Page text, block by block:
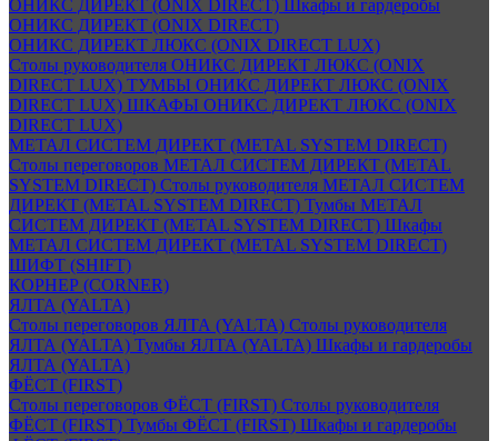
ОНИКС ДИРЕКТ (ONIX DIRECT) Шкафы и гардеробы
ОНИКС ДИРЕКТ (ONIX DIRECT)
ОНИКС ДИРЕКТ ЛЮКС (ONIX DIRECT LUX)
Столы руководителя ОНИКС ДИРЕКТ ЛЮКС (ONIX
DIRECT LUX) ТУМБЫ ОНИКС ДИРЕКТ ЛЮКС (ONIX
DIRECT LUX) ШКАФЫ ОНИКС ДИРЕКТ ЛЮКС (ONIX
DIRECT LUX)
МЕТАЛ СИСТЕМ ДИРЕКТ (METAL SYSTEM DIRECT)
Столы переговоров МЕТАЛ СИСТЕМ ДИРЕКТ (METAL
SYSTEM DIRECT) Столы руководителя МЕТАЛ СИСТЕМ
ДИРЕКТ (METAL SYSTEM DIRECT) Тумбы МЕТАЛ
СИСТЕМ ДИРЕКТ (METAL SYSTEM DIRECT) Шкафы
МЕТАЛ СИСТЕМ ДИРЕКТ (METAL SYSTEM DIRECT)
ШИФТ (SHIFT)
КОРНЕР (CORNER)
ЯЛТА (YALTA)
Столы переговоров ЯЛТА (YALTA) Столы руководителя
ЯЛТА (YALTA) Тумбы ЯЛТА (YALTA) Шкафы и гардеробы
ЯЛТА (YALTA)
ФЁСТ (FIRST)
Столы переговоров ФЁСТ (FIRST) Столы руководителя
ФЁСТ (FIRST) Тумбы ФЁСТ (FIRST) Шкафы и гардеробы